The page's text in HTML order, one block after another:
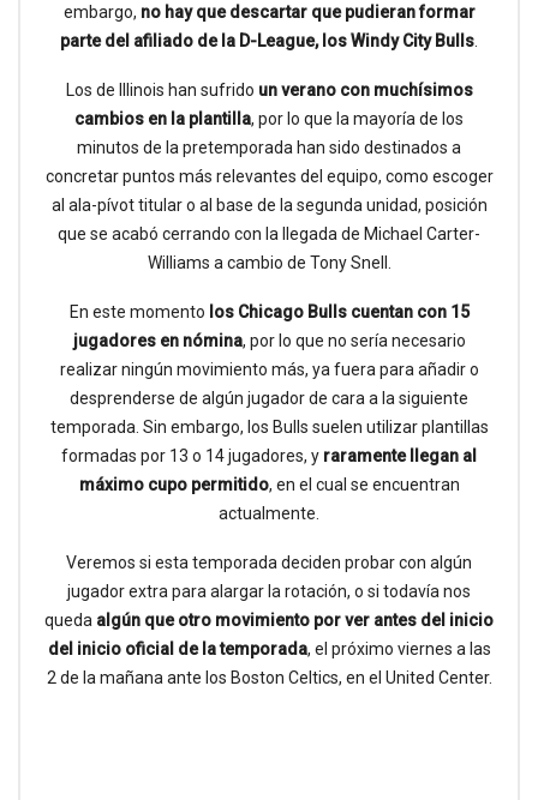
embargo, no hay que descartar que pudieran formar
parte del afiliado de la D-League, los Windy City Bulls
Los de Illinois han sufrido un verano con muchísimos
cambios en la plantilla, por lo que la mayoría de los
minutos de la pretemporada han sido destinados a
concretar puntos más relevantes del equipo, como escoger
al ala-pívot titular o al base de la segunda unidad, posición
que se acabó cerrando con la llegada de Michael Carter-
Williams a cambio de Tony Snell.
En este momento los Chicago Bulls cuentan con 15
jugadores en nómina, por lo que no sería necesario
realizar ningún movimiento más, ya fuera para añadir o
desprenderse de algún jugador de cara a la siguiente
temporada. Sin embargo, los Bulls suelen utilizar plantillas
formadas por 13 o 14 jugadores, y raramente llegan al
máximo cupo permitido, en el cual se encuentran
actualmente.
Veremos si esta temporada deciden probar con algún
jugador extra para alargar la rotación, o si todavía nos
queda algún que otro movimiento por ver antes del inicio
del inicio oficial de la temporada, el próximo viernes a las
2 de la mañana ante los Boston Celtics, en el United Center.